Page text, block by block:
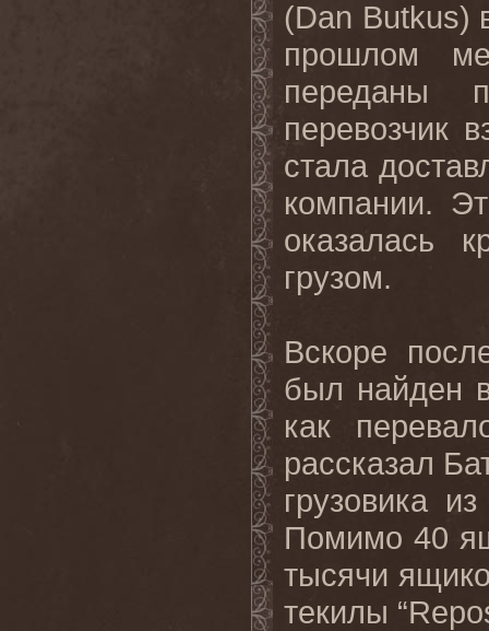
(Dan Butkus)
прошлом
переданы
перевозчик
стала
компании.
оказалась
грузом.
Вскоре
был найден
как
рассказал
грузовика
Помимо 40
тысячи
текилы “